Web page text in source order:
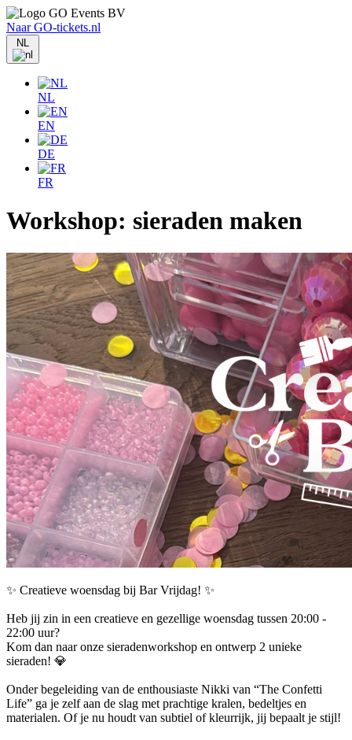
Naar GO-tickets.nl
NL
NL
EN
DE
FR
Workshop: sieraden maken
✨ Creatieve woensdag bij Bar Vrijdag! ✨
Heb jij zin in een creatieve en gezellige woensdag tussen 20:00 -
22:00 uur?
Kom dan naar onze sieradenworkshop en ontwerp 2 unieke
sieraden! 💎
Onder begeleiding van de enthousiaste Nikki van “The Confetti
Life” ga je zelf aan de slag met prachtige kralen, bedeltjes en
materialen. Of je nu houdt van subtiel of kleurrijk, jij bepaalt je stijl!